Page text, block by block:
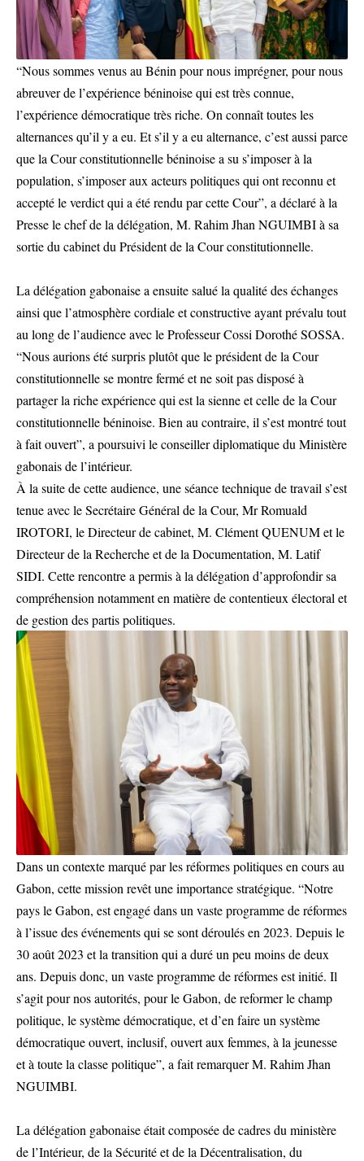
“Nous sommes venus au Bénin pour nous imprégner, pour nous
abreuver de l’expérience béninoise qui est très connue,
l’expérience démocratique très riche. On connaît toutes les
alternances qu’il y a eu. Et s’il y a eu alternance, c’est aussi parce
que la Cour constitutionnelle béninoise a su s’imposer à la
population, s’imposer aux acteurs politiques qui ont reconnu et
accepté le verdict qui a été rendu par cette Cour”, a déclaré à la
Presse le chef de la délégation, M. Rahim Jhan NGUIMBI à sa
sortie du cabinet du Président de la Cour constitutionnelle.
La délégation gabonaise a ensuite salué la qualité des échanges
ainsi que l’atmosphère cordiale et constructive ayant prévalu tout
au long de l’audience avec le Professeur Cossi Dorothé SOSSA.
“Nous aurions été surpris plutôt que le président de la Cour
constitutionnelle se montre fermé et ne soit pas disposé à
partager la riche expérience qui est la sienne et celle de la Cour
constitutionnelle béninoise. Bien au contraire, il s’est montré tout
à fait ouvert”, a poursuivi le conseiller diplomatique du Ministère
gabonais de l’intérieur.
À la suite de cette audience, une séance technique de travail s’est
tenue avec le Secrétaire Général de la Cour, Mr Romuald
IROTORI, le Directeur de cabinet, M. Clément QUENUM et le
Directeur de la Recherche et de la Documentation, M. Latif
SIDI. Cette rencontre a permis à la délégation d’approfondir sa
compréhension notamment en matière de contentieux électoral et
de gestion des partis politiques.
Dans un contexte marqué par les réformes politiques en cours au
Gabon, cette mission revêt une importance stratégique. “Notre
pays le Gabon, est engagé dans un vaste programme de réformes
à l’issue des événements qui se sont déroulés en 2023. Depuis le
30 août 2023 et la transition qui a duré un peu moins de deux
ans. Depuis donc, un vaste programme de réformes est initié. Il
s’agit pour nos autorités, pour le Gabon, de reformer le champ
politique, le système démocratique, et d’en faire un système
démocratique ouvert, inclusif, ouvert aux femmes, à la jeunesse
et à toute la classe politique”, a fait remarquer M. Rahim Jhan
NGUIMBI.
La délégation gabonaise était composée de cadres du ministère
de l’Intérieur, de la Sécurité et de la Décentralisation, du